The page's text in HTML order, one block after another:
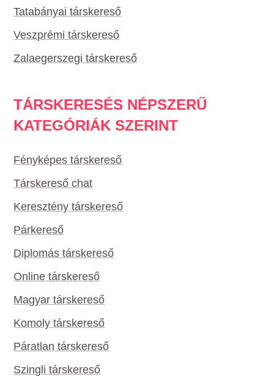
Tatabányai társkereső
Veszprémi társkereső
Zalaegerszegi társkereső
TÁRSKERESÉS NÉPSZERŰ
KATEGÓRIÁK SZERINT
Fényképes társkereső
Társkereső chat
Keresztény társkereső
Párkereső
Diplomás társkereső
Online társkereső
Magyar társkereső
Komoly társkereső
Páratlan társkereső
Szingli társkereső